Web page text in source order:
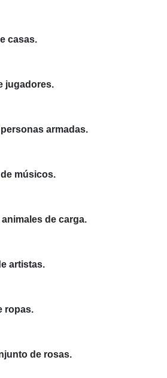
casas.
jugadores.
armadas.
músicos.
de carga.
artistas.
ropas.
de rosas.